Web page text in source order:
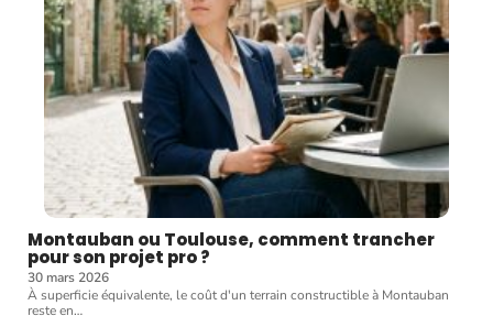
Montauban ou Toulouse, comment trancher
pour son projet pro ?
30 mars 2026
À superficie équivalente, le coût d'un terrain constructible à Montauban
reste en…